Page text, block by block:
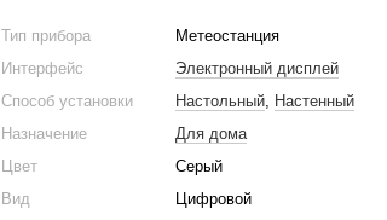
Тип прибора
Метеостанция
Интерфейс
Электронный дисплей
Способ установки
Настольный, Настенный
Назначение
Для дома
Цвет
Серый
Вид
Цифровой